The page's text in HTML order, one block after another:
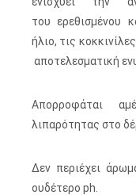
του ερεθισμένου
ήλιο, τις
αποτελεσματική
Απορροφάται
λιπαρότητας στο
Δεν περιέχει
ουδέτερο ph.